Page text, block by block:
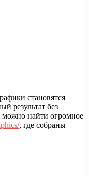
становятся
результат без
можно найти огромное
, где собраны